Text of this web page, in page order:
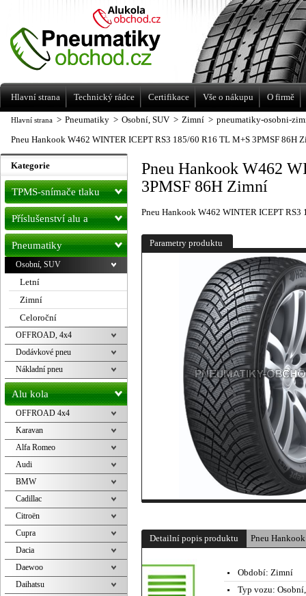
Hlavní strana > Pneumatiky > Osobní, SUV > Zimní > pneumatiky-osobni-
Pneu Hankook W462 WINTER ICEPT RS3 185/60 R16 TL M+S 3PMSF 86H
Pneu Hankook W462
3PMSF 86H Zimní
Pneu Hankook W462 WINTER ICEPT
Parametry produktu
Detailní popis produktu Pneu
Období: Zimní
Typ vozu:
Kategorie
TPMS-snímače tlaku
Příslušenství alu a
pneu
Pneumatiky
Osobní, SUV
Letní
Zimní
Celoroční
OFFROAD, 4x4
Dodávkové pneu
Nákladní pneu
Alu kola
OFFROAD 4x4
Karavan
Alfa Romeo
Audi
BMW
Cadillac
Citroën
Cupra
Dacia
Daewoo
Daihatsu
Levné pneumatiky letní, zimní, Alu kola
a litá kola Racing Line
Hlavní strana Technický rádce Certifikace Vše o nákupu O firmě